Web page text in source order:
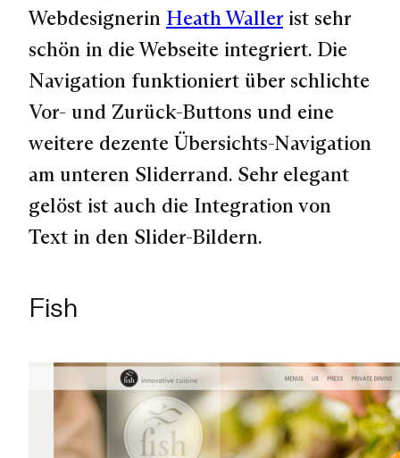
Webdesignerin Heath Waller ist sehr
schön in die Webseite integriert. Die
Navigation funktioniert über schlichte
Vor- und Zurück-Buttons und eine
weitere dezente Übersichts-Navigation
am unteren Sliderrand. Sehr elegant
gelöst ist auch die Integration von
Text in den Slider-Bildern.
Fish